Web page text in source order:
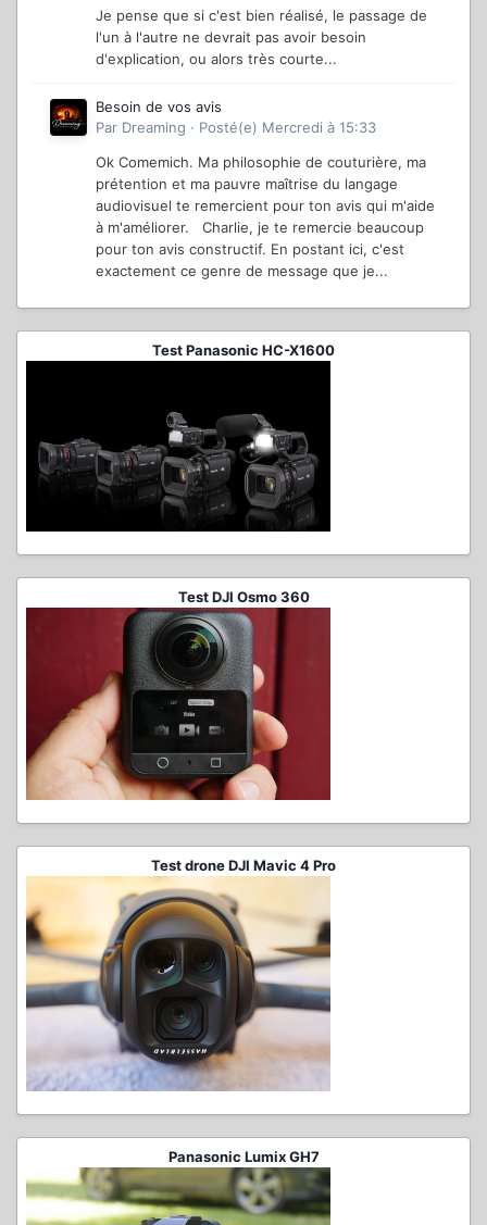
Je pense que si c'est bien réalisé, le passage de
l'un à l'autre ne devrait pas avoir besoin
d'explication, ou alors très courte...
Besoin de vos avis
Par Dreaming · Posté(e) Mercredi à 15:33
Ok Comemich. Ma philosophie de couturière, ma
prétention et ma pauvre maîtrise du langage
audiovisuel te remercient pour ton avis qui m'aide
à m'améliorer. Charlie, je te remercie beaucoup
pour ton avis constructif. En postant ici, c'est
exactement ce genre de message que je...
Test Panasonic HC-X1600
Test DJI Osmo 360
Test drone DJI Mavic 4 Pro
Panasonic Lumix GH7